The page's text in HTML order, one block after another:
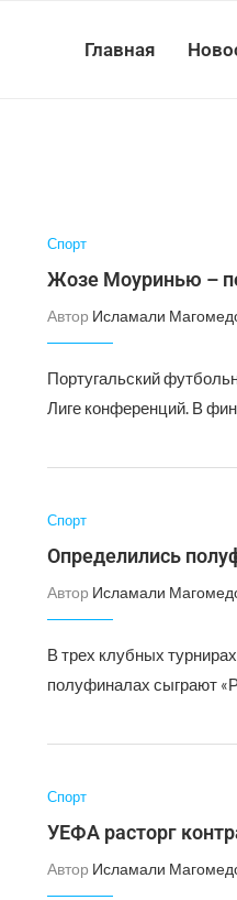
Главная
Спорт
Жозе Моуринью –
Автор Исламали
Португальский
Лиге конференций. В
Спорт
Определились
Автор Исламали
В трех клубных
полуфиналах сыграют
Спорт
УЕФА расторг
Автор Исламали